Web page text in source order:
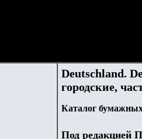
Deutschland.
городские,
Каталог
Под редакцией